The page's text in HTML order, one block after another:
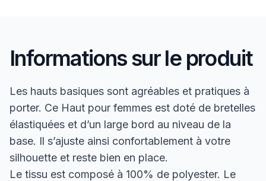
Informations sur le produit
Les hauts basiques sont agréables et pratiques à
porter. Ce Haut pour femmes est doté de bretelles
élastiquées et d’un large bord au niveau de la
base. Il s’ajuste ainsi confortablement à votre
silhouette et reste bien en place.
Le tissu est composé à 100% de polyester. Le